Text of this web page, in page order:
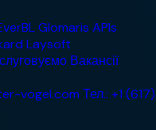
Glomaris APIs
Laysoft
Вакансії
vogel.com Тел.: +1 (617)